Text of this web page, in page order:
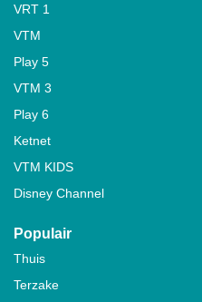
VRT 1
VTM
Play 5
VTM 3
Play 6
Ketnet
VTM KIDS
Disney Channel
Populair
Thuis
Terzake